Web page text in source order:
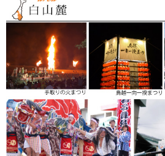
エアークッション入り祭
特徴は外からエアークッションが見
ＥＶＡミットソールとエアバッグによ
長時間や重いものを担ぐ時に特に